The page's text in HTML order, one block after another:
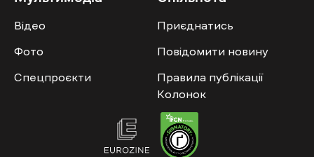
Відео
Фото
Спецпроєкти
Приєднатись
Повідомити новину
Правила публікації
Колонок